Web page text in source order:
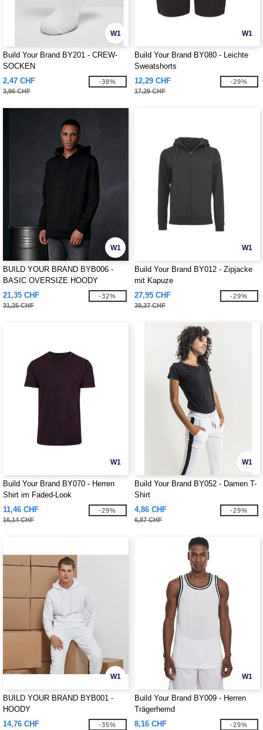
W1
Build Your Brand BY201 - CREW-
SOCKEN
2,47 CHF
3,96 CHF
-38%
W1
Build Your Brand BY080 - Leichte
Sweatshorts
12,29 CHF
17,29 CHF
-29%
W1
BUILD YOUR BRAND BYB006 -
BASIC OVERSIZE HOODY
21,35 CHF
31,25 CHF
-32%
W1
Build Your Brand BY012 - Zipjacke
mit Kapuze
27,95 CHF
39,37 CHF
-29%
W1
Build Your Brand BY070 - Herren
Shirt im Faded-Look
11,46 CHF
16,14 CHF
-29%
W1
Build Your Brand BY052 - Damen T-
Shirt
4,86 CHF
6,87 CHF
-29%
W1
BUILD YOUR BRAND BYB001 -
HOODY
14,76 CHF
-35%
W1
Build Your Brand BY009 - Herren
Trägerhemd
8,16 CHF
-29%